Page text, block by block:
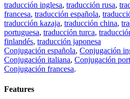
traducción inglesa, traducción rusa,
francesa, traducción española,
traducción kazaja, traducción china,
portuguesa, traducción turca,
finlandés, traducción japonesa
Conjugación española, Conjugación
Conjugación italiana, Conjugación
Conjugación francesa.
Features